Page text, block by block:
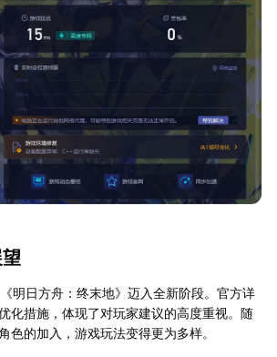
明日方舟：终末地》迈入全新阶段。官方详
化措施，体现了对玩家建议的高度重视。随
色的加入，游戏玩法变得更为多样。